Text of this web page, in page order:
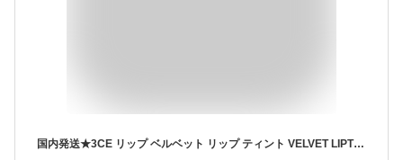
国内発送★3CE リップ ベルベット リップ ティント VELVET LIPTINT マットリップ 全18色/スタイル ナンダ ブランド ベルベットカラー オーガニックカラー インスタ映えリップ ニュアンス カラー/口紅/韓国コスメ メール便